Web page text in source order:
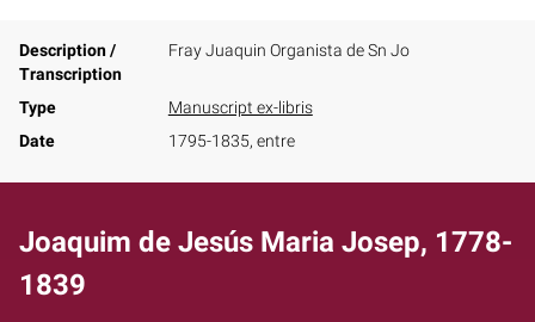
Description /
Transcription
Fray Juaquin Organista de Sn Jo
Type
Manuscript ex-libris
Date
1795-1835, entre
Joaquim de Jesús Maria Josep, 1778-
1839